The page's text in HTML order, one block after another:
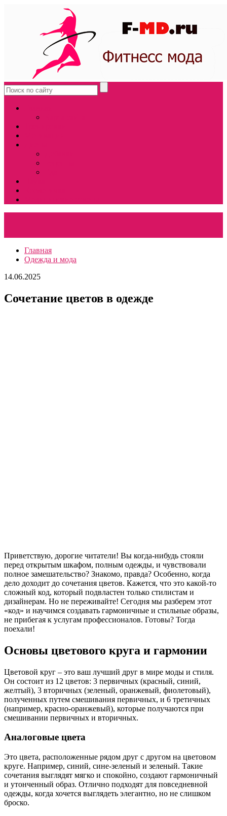
Главная
Одежда и мода
14.06.2025
Сочетание цветов в одежде
Приветствую, дорогие читатели! Вы когда-нибудь стояли
перед открытым шкафом, полным одежды, и чувствовали
полное замешательство? Знакомо, правда? Особенно, когда
дело доходит до сочетания цветов. Кажется, что это какой-то
сложный код, который подвластен только стилистам и
дизайнерам. Но не переживайте! Сегодня мы разберем этот
«код» и научимся создавать гармоничные и стильные образы,
не прибегая к услугам профессионалов. Готовы? Тогда
поехали!
Основы цветового круга и гармонии
Цветовой круг – это ваш лучший друг в мире моды и стиля.
Он состоит из 12 цветов: 3 первичных (красный, синий,
желтый), 3 вторичных (зеленый, оранжевый, фиолетовый),
полученных путем смешивания первичных, и 6 третичных
(например, красно-оранжевый), которые получаются при
смешивании первичных и вторичных.
Аналоговые цвета
Это цвета, расположенные рядом друг с другом на цветовом
круге. Например, синий, сине-зеленый и зеленый. Такие
сочетания выглядят мягко и спокойно, создают гармоничный
и утонченный образ. Отлично подходят для повседневной
одежды, когда хочется выглядеть элегантно, но не слишком
броско.